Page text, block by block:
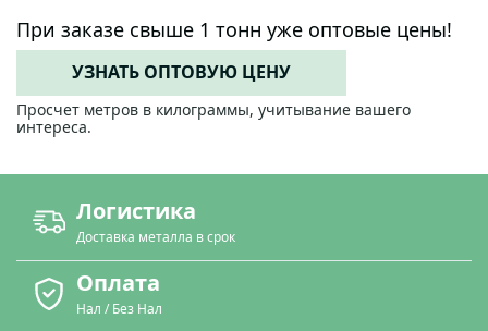
При заказе свыше 1 тонн уже оптовые цены!
УЗНАТЬ ОПТОВУЮ ЦЕНУ
Просчет метров в килограммы, учитывание вашего
интереса.
Логистика
Доставка металла в срок
Оплата
Нал / Без Нал